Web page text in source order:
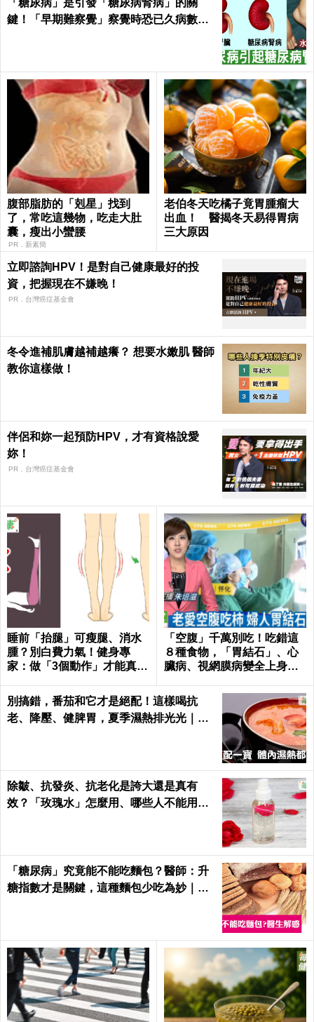
「糖尿病」是引發「糖尿病腎病」的關
鍵！「早期難察覺」察覺時恐已久病數
腹部脂肪的「剋星」找到
了，常吃這幾物，吃走大肚
囊，瘦出小蠻腰
PR．新素簡
老伯冬天吃橘子竟胃腫瘤大
出血！ 醫揭冬天易得胃病
三大原因
立即諮詢HPV！是對自己健康最好的投
資，把握現在不嫌晚！
PR．台灣癌症基金會
冬令進補肌膚越補越癢？ 想要水嫩肌 醫師
教你這樣做！
伴侶和妳一起預防HPV，才有資格說愛
妳！
PR．台灣癌症基金會
睡前「抬腿」可瘦腿、消水
腫？別白費力氣！健身專
家：做「3個動作」才能真正
「空腹」千萬別吃！吃錯這
８種食物，「胃結石」、心
臟病、視網膜病變全上身｜
別搞錯，番茄和它才是絕配！這樣喝抗
老、降壓、健脾胃，夏季濕熱排光光｜每
除皺、抗發炎、抗老化是誇大還是真有
效？「玫瑰水」怎麼用、哪些人不能用｜
「糖尿病」究竟能不能吃麵包？醫師：升
糖指數才是關鍵，這種麵包少吃為妙｜每